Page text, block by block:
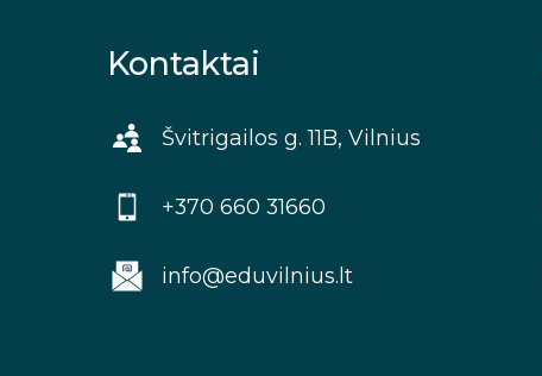
Kontaktai
Švitrigailos g. 11B, Vilnius
+370 660 31660
info@eduvilnius.lt